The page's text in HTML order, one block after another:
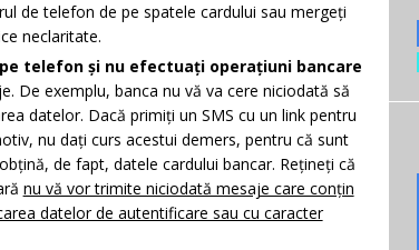
de telefon de pe spatele cardului sau mergeți
neclaritate.
telefon și nu efectuați operațiuni bancare
De exemplu, banca nu vă va cere niciodată să
datelor. Dacă primiți un SMS cu un link pentru
nu dați curs acestui demers, pentru că sunt
de fapt, datele cardului bancar. Rețineți că
nu vă vor trimite niciodată mesaje care conțin
datelor de autentificare sau cu caracter